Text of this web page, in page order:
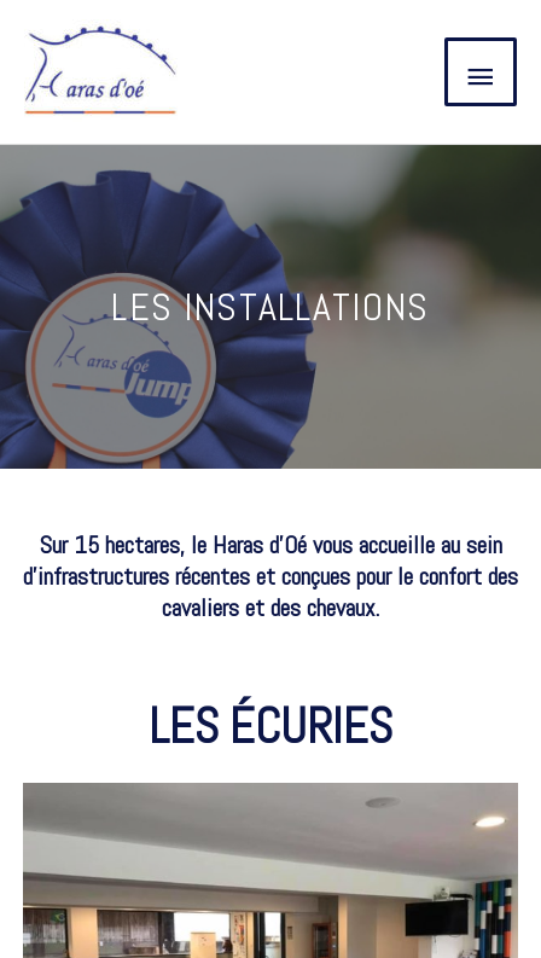
LES INSTALLATIONS
Sur 15 hectares, le Haras d'Oé vous accueille au sein
d'infrastructures récentes et conçues pour le confort des
cavaliers et des chevaux.
LES ÉCURIES